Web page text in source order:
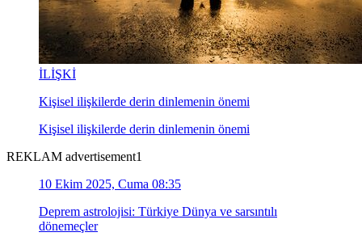
İLİŞKİ
Kişisel ilişkilerde derin dinlemenin önemi
Kişisel ilişkilerde derin dinlemenin önemi
REKLAM advertisement1
10 Ekim 2025, Cuma 08:35
Deprem astrolojisi: Türkiye Dünya ve sarsıntılı
dönemeçler